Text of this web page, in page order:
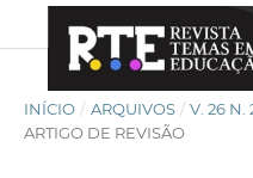
INÍCIO / ARQUIVOS / V. 26 N.
ARTIGO DE REVISÃO